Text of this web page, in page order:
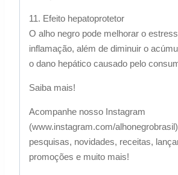
11. Efeito hepatoprotetor
O alho negro pode melhorar o
inflamação, além de diminuir o
o dano hepático causado pelo
Saiba mais!
Acompanhe nosso Instagram
(www.instagram.com/
pesquisas, novidades, receitas,
promoções e muito mais!